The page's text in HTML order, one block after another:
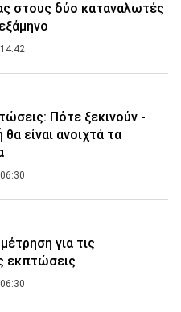
στους δύο καταναλωτές
Πότε ξεκινούν -
θα είναι ανοιχτά τα
για τις
εκπτώσεις